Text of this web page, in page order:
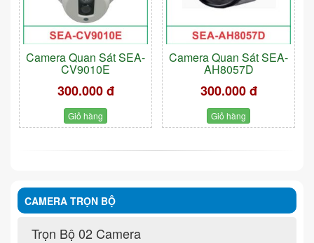
Camera Quan Sát SEA-
CV9010E
300.000 đ
Giỏ hàng
Camera Quan Sát SEA-
AH8057D
300.000 đ
Giỏ hàng
CAMERA TRỌN BỘ
Trọn Bộ 02 Camera